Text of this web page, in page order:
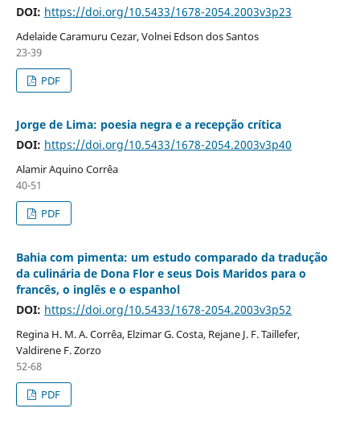
DOI: https://doi.org/10.5433/1678-2054.2003v3p23
Adelaide Caramuru Cezar, Volnei Edson dos Santos
23-39
PDF
Jorge de Lima: poesia negra e a recepção crítica
DOI: https://doi.org/10.5433/1678-2054.2003v3p40
Alamir Aquino Corrêa
40-51
PDF
Bahia com pimenta: um estudo comparado da tradução
da culinária de Dona Flor e seus Dois Maridos para o
francês, o inglês e o espanhol
DOI: https://doi.org/10.5433/1678-2054.2003v3p52
Regina H. M. A. Corrêa, Elzimar G. Costa, Rejane J. F. Taillefer,
Valdirene F. Zorzo
52-68
PDF